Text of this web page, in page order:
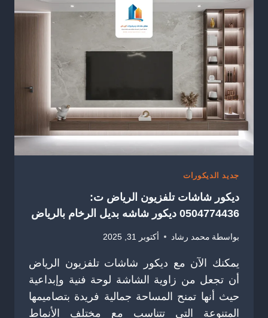
0504774436
–
معلم
تركيب
جديد الديكورات
ديكور شاشات تلفزيون الرياض ت:
0504774436 ديكور شاشه بديل الرخام بالرياض
بواسطة محمد رشاد أكتوبر 31, 2025
يمكنك الآن مع ديكور شاشات تلفزيون الرياض
أن تجعل من زاوية الشاشة لوحة فنية وإبداعية
حيث أنها تمنح المساحة جمالية فريدة بتصاميمها
المتنوعة التي تتناسب مع مختلف الأنماط